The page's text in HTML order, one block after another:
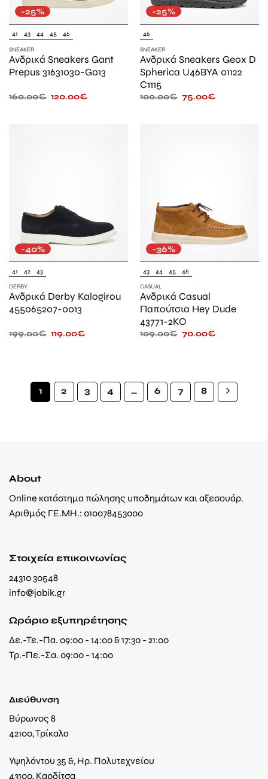
-25%
41 43 44 45 46
SNEAKER
Ανδρικά Sneakers Gant
Prepus 31631030-G013
160.00€ 120.00€
-25%
46
SNEAKER
Ανδρικά Sneakers Geox D
Spherica U46BYA 01122
C1115
100.00€ 75.00€
-40%
41 42 43
DERBY
Ανδρικά Derby Kalogirou
455065207-0013
199.00€ 119.00€
-36%
43 44 45 46
CASUAL
Ανδρικά Casual
Παπούτσια Hey Dude
43771-2KO
109.00€ 70.00€
1 2 3 4 … 6 7 8
About
Online κατάστημα πώλησης υποδημάτων και αξεσουάρ.
Αριθμός ΓΕ.ΜΗ.: 010078453000
Στοιχεία επικοινωνίας
24310 30548
info@jabik.gr
Ωράριο εξυπηρέτησης
Δε.-Τε.-Πα. 09:00 - 14:00 & 17:30 - 21:00
Τρ.-Πε.-Σα. 09:00 - 14:00
Διεύθυνση
Βύρωνος 8
42100, Τρίκαλα
Υψηλάντου 35 &, Ηρ. Πολυτεχνείου
43100, Καρδίτσα